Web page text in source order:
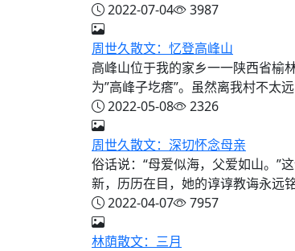
2022-07-04
3987
周世久散文：忆登高峰山
高峰山位于我的家乡一一陕西省榆
为”高峰子圪瘩”。虽然离我村不太
2022-05-08
2326
周世久散文：深切怀念母亲
俗话说：“母爱似海，父爱如山。”
新，历历在目，她的谆谆教诲永远
2022-04-07
7957
林荫散文：三月